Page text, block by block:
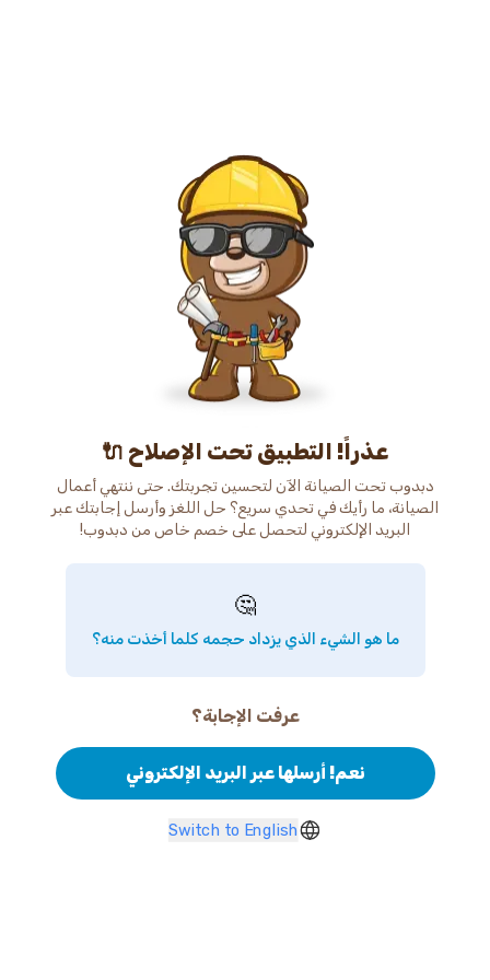
عذراً! التطبيق تحت الإصلاح 🔌
دبدوب تحت الصيانة الآن لتحسين تجربتك. حتى ننتهي أعمال
الصيانة، ما رأيك في تحدي سريع؟ حل اللغز وأرسل إجابتك عبر
البريد الإلكتروني لتحصل على خصم خاص من دبدوب!
🤔
ما هو الشيء الذي يزداد حجمه كلما أخذت منه؟
عرفت الإجابة؟
نعم! أرسلها عبر البريد الإلكتروني
Switch to English